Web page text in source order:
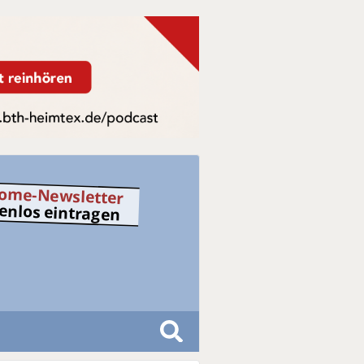
Newsletter
eintragen
S